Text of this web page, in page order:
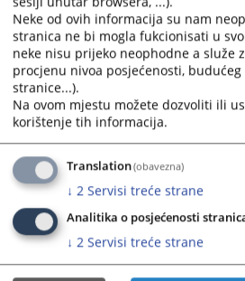
Zaustavite greške u aplikacijama
Neke od ovih informacija su nam
stranica ne bi mogla fukcionisati u
neke nisu prijeko neophodne a služe
procjenu nivoa posjećenosti, budućeg
stranice...).
Na ovom mjestu možete dozvoliti ili
korištenje tih informacija.
Translation(obavezna)
↓ 2 Servisi treće strane
Analitika o posjećenosti
↓ 2 Servisi treće strane